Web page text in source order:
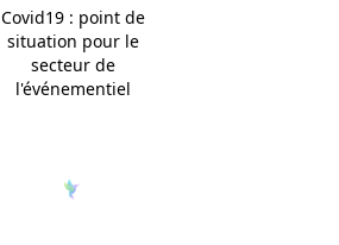
Covid19 : point de
situation pour le
secteur de
l'événementiel